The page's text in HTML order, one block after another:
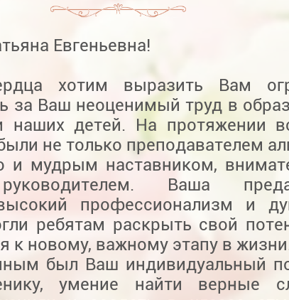
Евгеньевна!
хотим выразить Вам
за Ваш неоценимый труд в
наших детей. На протяжении
не только преподавателем
и мудрым наставником,
Ваша
профессионализм и
ребятам раскрыть свой
к новому, важному этапу в
был Ваш индивидуальный
умение найти верные